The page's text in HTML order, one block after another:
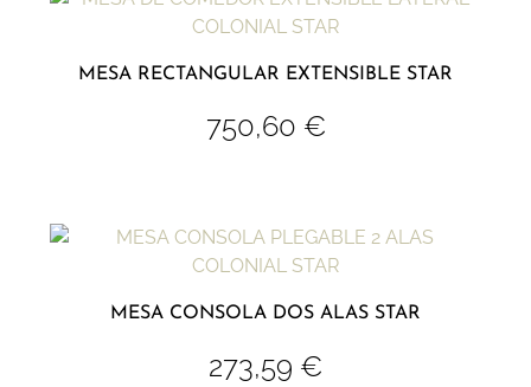
MESA RECTANGULAR EXTENSIBLE STAR
750,60 €
MESA CONSOLA DOS ALAS STAR
273,59 €